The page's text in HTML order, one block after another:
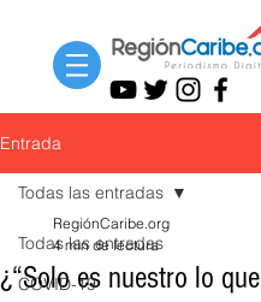
Entrada
Todas las entradas
COVID-19
Todas las entradas
¿“Solo es nuestro lo que
RegiónCaribe.org
4 min de lectura